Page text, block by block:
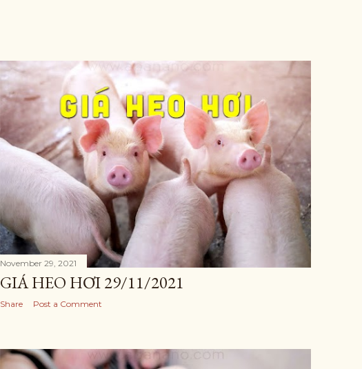
November 29, 2021
GIÁ HEO HƠI 29/11/2021
Share Post a Comment